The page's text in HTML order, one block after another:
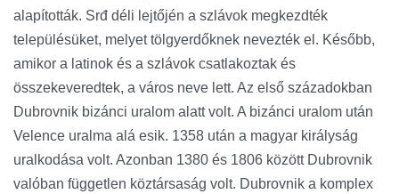
alapították. Srđ déli lejtőjén a szlávok megkezdték
településüket, melyet tölgyerdőknek nevezték el. Később,
amikor a latinok és a szlávok csatlakoztak és
összekeveredtek, a város neve lett. Az első századokban
Dubrovnik bizánci uralom alatt volt. A bizánci uralom után
Velence uralma alá esik. 1358 után a magyar királyság
uralkodása volt. Azonban 1380 és 1806 között Dubrovnik
valóban független köztársaság volt. Dubrovnik a komplex